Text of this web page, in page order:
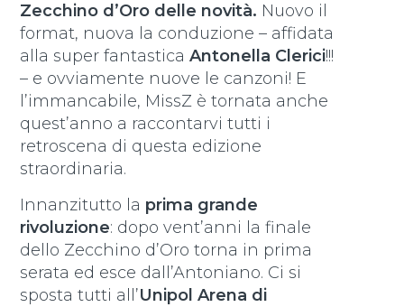
Zecchino d’Oro delle novità. Nuovo il
format, nuova la conduzione – affidata
alla super fantasticaAntonella Clerici!!!
– e ovviamente nuove le canzoni! E
l’immancabile, MissZ è tornata anche
quest’anno a raccontarvi tutti i
retroscena di questa edizione
straordinaria.
Innanzitutto la prima grande
rivoluzione: dopo vent’anni la finale
dello Zecchino d’Oro torna in prima
serata ed esce dall’Antoniano. Ci si
sposta tutti all’Unipol Arena di